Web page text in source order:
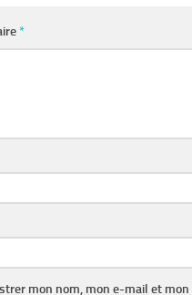
*
mon nom, mon e-mail et